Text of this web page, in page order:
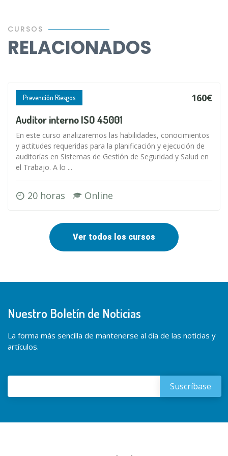
CURSOS
RELACIONADOS
Prevención Riesgos 160€
Auditor interno ISO 45001
En este curso analizaremos las habilidades, conocimientos
y actitudes requeridas para la planificación y ejecución de
auditorías en Sistemas de Gestión de Seguridad y Salud en
el Trabajo. A lo ...
20 horas Online
Ver todos los cursos
Nuestro Boletín de Noticias
La forma más sencilla de mantenerse al día de las noticias y
artículos.